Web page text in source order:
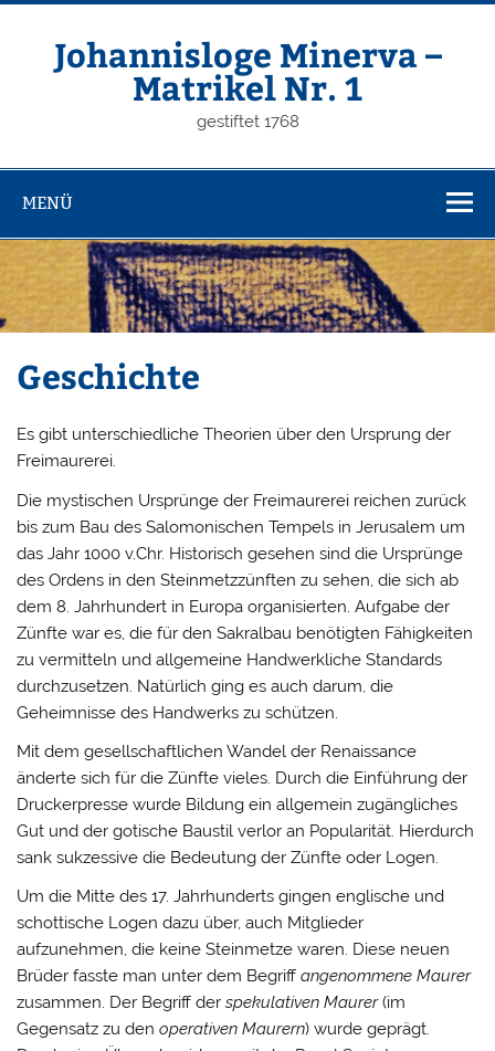
Zum
springenJohannisloge Minerva –
Matrikel Nr. 1
gestiftet 1768
MENÜ
Geschichte
Es gibt unterschiedliche Theorien über den Ursprung der
Freimaurerei.
Die mystischen Ursprünge der Freimaurerei reichen zurück
bis zum Bau des Salomonischen Tempels in Jerusalem um
das Jahr 1000 v.Chr. Historisch gesehen sind die Ursprünge
des Ordens in den Steinmetzzünften zu sehen, die sich ab
dem 8. Jahrhundert in Europa organisierten. Aufgabe der
Zünfte war es, die für den Sakralbau benötigten Fähigkeiten
zu vermitteln und allgemeine Handwerkliche Standards
durchzusetzen. Natürlich ging es auch darum, die
Geheimnisse des Handwerks zu schützen.
Mit dem gesellschaftlichen Wandel der Renaissance
änderte sich für die Zünfte vieles. Durch die Einführung der
Druckerpresse wurde Bildung ein allgemein zugängliches
Gut und der gotische Baustil verlor an Popularität. Hierdurch
sank sukzessive die Bedeutung der Zünfte oder Logen.
Um die Mitte des 17. Jahrhunderts gingen englische und
schottische Logen dazu über, auch Mitglieder
aufzunehmen, die keine Steinmetze waren. Diese neuen
Brüder fasste man unter dem Begriffangenommene Maurer
zusammen. Der Begriff derspekulativen Maurer(im
Gegensatz zu denoperativen Maurern) wurde geprägt.